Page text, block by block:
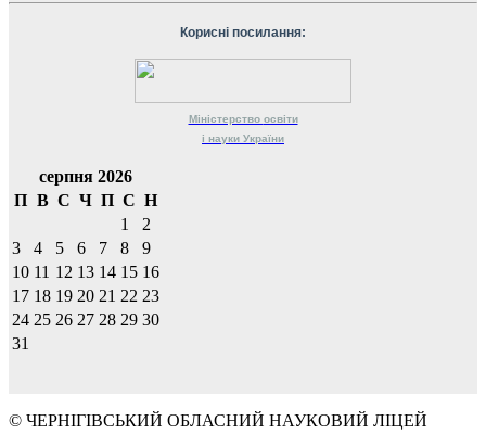
Корисні посилання:
Міністерство освіти
і науки України
серпня 2026
П В С Ч П С Н
1
2
3
4 5 6 7 8
9
10 11 12 13 14 15 16
17 18 19 20 21 22 23
24 25 26 27 28 29 30
31
© ЧЕРНІГІВСЬКИЙ ОБЛАСНИЙ НАУКОВИЙ ЛІЦЕЙ